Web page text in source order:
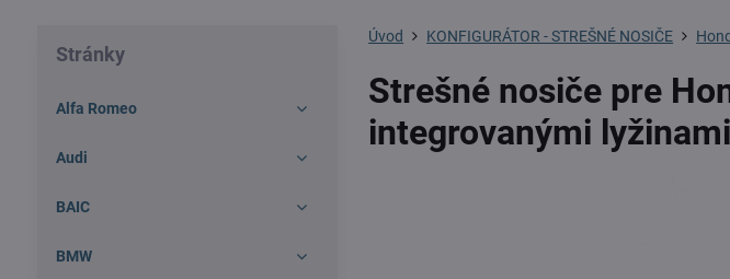
Úvod KONFIGURÁTOR - STREŠNÉ NOSIČE
Strešné nosiče pre
integrovanými lyžinami
Stránky
Alfa Romeo
Audi
BAIC
BMW